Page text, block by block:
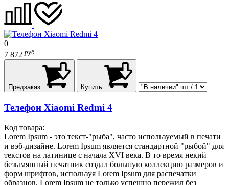
0
7 872 руб
Предзаказ Купить
Телефон Xiaomi Redmi 4
Код товара:
Lorem Ipsum - это текст-"рыба", часто используемый в печати
и вэб-дизайне. Lorem Ipsum является стандартной "рыбой" для
текстов на латинице с начала XVI века. В то время некий
безымянный печатник создал большую коллекцию размеров и
форм шрифтов, используя Lorem Ipsum для распечатки
образцов. Lorem Ipsum не только успешно пережил без